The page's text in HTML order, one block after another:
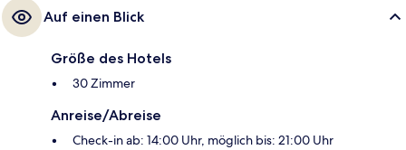
Auf einen Blick
Größe des Hotels
30 Zimmer
Anreise/Abreise
Check-in ab: 14:00 Uhr, möglich bis: 21:00 Uhr